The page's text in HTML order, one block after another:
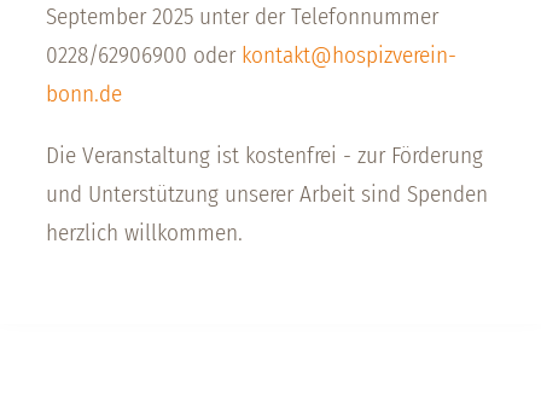
September 2025 unter der Telefonnummer
0228/62906900 oder kontakt@hospizverein-
bonn.de
Die Veranstaltung ist kostenfrei - zur Förderung
und Unterstützung unserer Arbeit sind Spenden
herzlich willkommen.